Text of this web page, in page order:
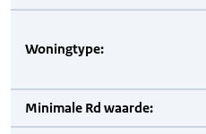
Woningtype:
Minimale Rd waarde: